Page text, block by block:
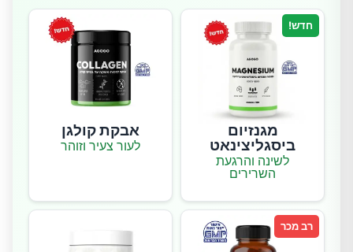
חדש!
מגנזיום
ביסגליצינאט
לשינה והרגעת
השרירים
אבקת קולגן
לעור צעיר וזוהר
רב מכר